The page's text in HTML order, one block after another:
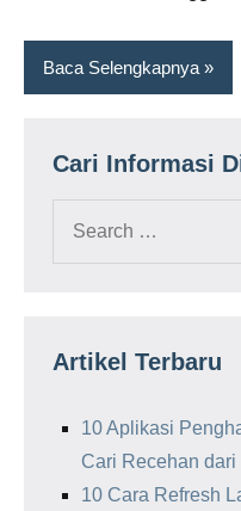
Baca Selengkapnya
Cari Informasi
Artikel Terbaru
10 Aplikasi
Cari Recehan dari
10 Cara Refresh